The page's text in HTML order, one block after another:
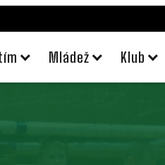
Mládež Klub